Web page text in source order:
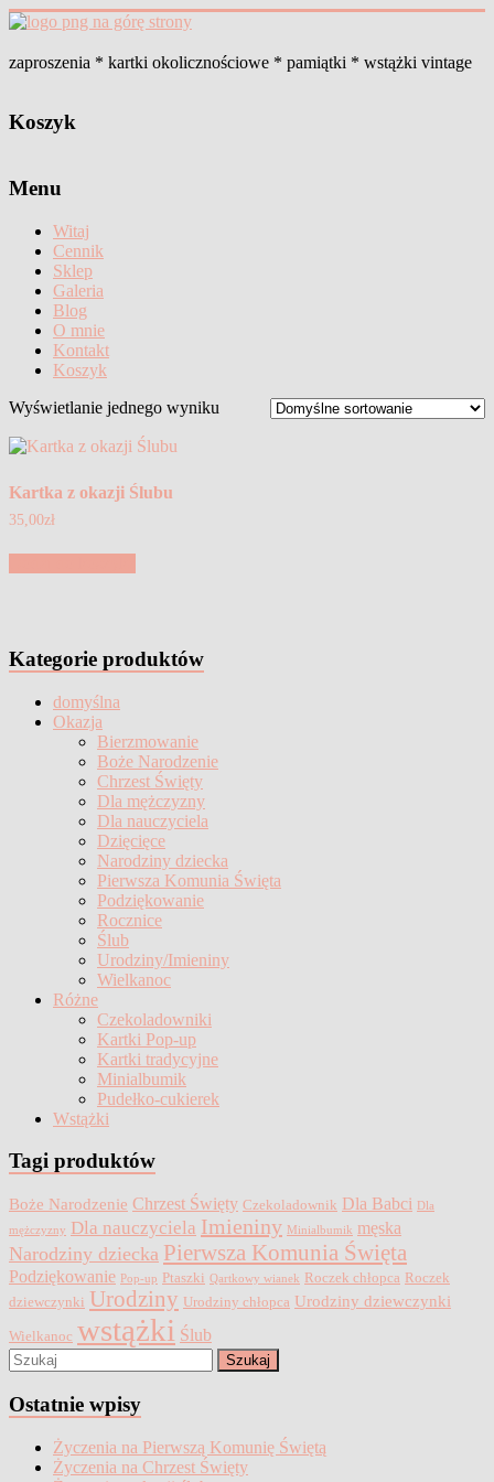
Skip
content
zaproszenia * kartki okolicznościowe * pamiątki * wstążki vintage
Koszyk
Menu
Witaj
Cennik
Sklep
Galeria
Blog
O mnie
Kontakt
Koszyk
Wyświetlanie jednego wyniku
Kartka z okazji Ślubu
35,00zł
Kategorie produktów
domyślna
Okazja
Bierzmowanie
Boże Narodzenie
Chrzest Święty
Dla mężczyzny
Dla nauczyciela
Dzięcięce
Narodziny dziecka
Pierwsza Komunia Święta
Podziękowanie
Rocznice
Ślub
Urodziny/Imieniny
Wielkanoc
Różne
Czekoladowniki
Kartki Pop-up
Kartki tradycyjne
Minialbumik
Pudełko-cukierek
Wstążki
Tagi produktów
Boże Narodzenie Chrzest Święty Czekoladownik Dla Babci
Dla
mężczyzny Dla nauczyciela Imieniny Minialbumik męska
Narodziny dziecka Pierwsza Komunia Święta
Podziękowanie Pop-up Ptaszki Qartkowy wianek Roczek chłopca Roczek
dziewczynki Urodziny Urodziny chłopca Urodziny dziewczynki
Wielkanoc wstążki Ślub
Ostatnie wpisy
Życzenia na Pierwszą Komunię Świętą
Życzenia na Chrzest Święty